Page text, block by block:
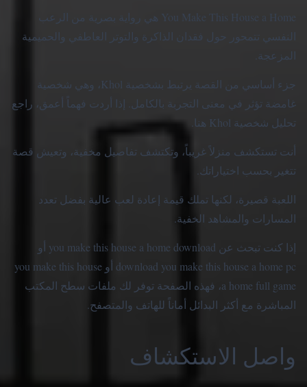
You Make This House a Home هي رواية بصرية من الرعب
النفسي تتمحور حول فقدان الذاكرة والتوتر العاطفي والحميمية
المزعجة.
جزء أساسي من القصة يرتبط بشخصية Khol، وهي شخصية
غامضة تؤثر في معنى التجربة بالكامل. إذا أردت فهماً أعمق، راجع
تحليل شخصية Khol هنا
أنت تستكشف منزلاً غريباً، وتكتشف تفاصيل مخفية، وتعيش قصة
تتغير بحسب اختياراتك.
اللعبة قصيرة، لكنها تملك قيمة إعادة لعب عالية بفضل تعدد
المسارات والمشاهد الخفية.
إذا كنت تبحث عن you make this house a home download أو
download you make this house a home pc أو you make this house
a home full game، فهذه الصفحة توفر لك ملفات سطح المكتب
المباشرة مع أكثر البدائل أماناً للهاتف والمتصفح.
واصل الاستكشاف